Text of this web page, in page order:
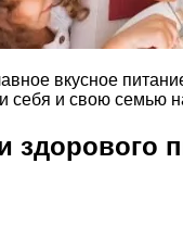
вкусное
себя и свою семью
здорового